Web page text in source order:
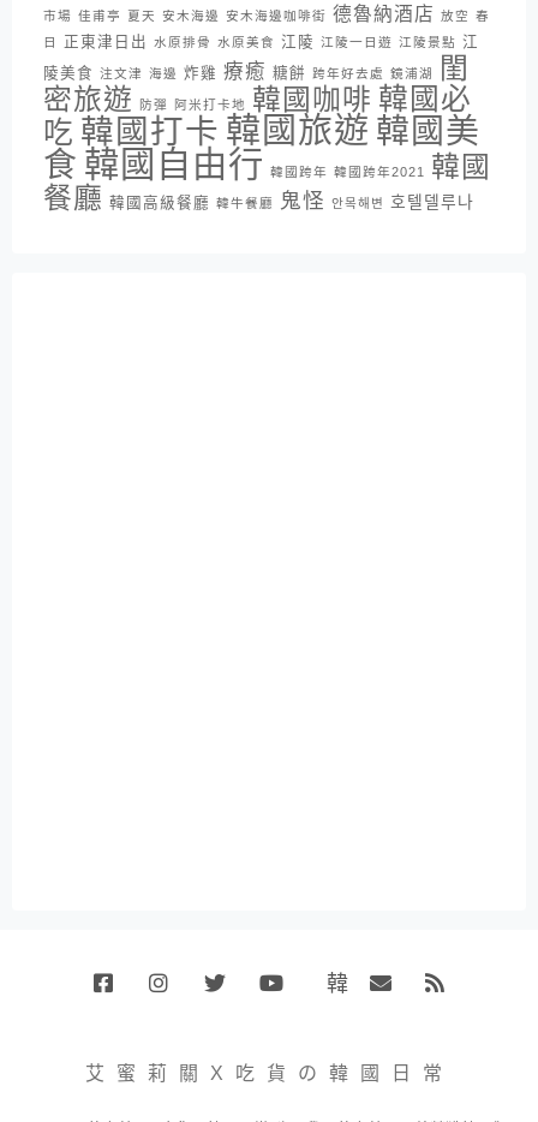
市場 佳甫亭 夏天 安木海邊 安木海邊咖啡街 德魯納酒店 放空 春
日
正東津日出 水原排骨 水原美食 江陵 江陵一日遊 江陵景點 江
陵美食 注文津 海邊 炸雞 療癒 糖餅 跨年好去處 鏡浦湖
閨
密旅遊
防彈 阿米打卡地 韓國咖啡 韓國必
吃 韓國打卡 韓國旅遊 韓國美
食 韓國自由行 韓國跨年 韓國跨年2021
韓國
餐廳 韓國高級餐廳 韓牛餐廳 鬼怪 안목해변 호텔델루나
韓
小
賣
艾蜜莉關X吃貨の韓國日常